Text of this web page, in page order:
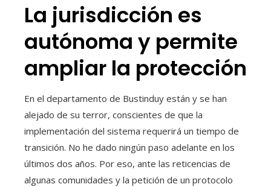
La jurisdicción es
autónoma y permite
ampliar la protección
En el departamento de Bustinduy están y se han
alejado de su terror, conscientes de que la
implementación del sistema requerirá un tiempo de
transición. No he dado ningún paso adelante en los
últimos dos años. Por eso, ante las reticencias de
algunas comunidades y la petición de un protocolo